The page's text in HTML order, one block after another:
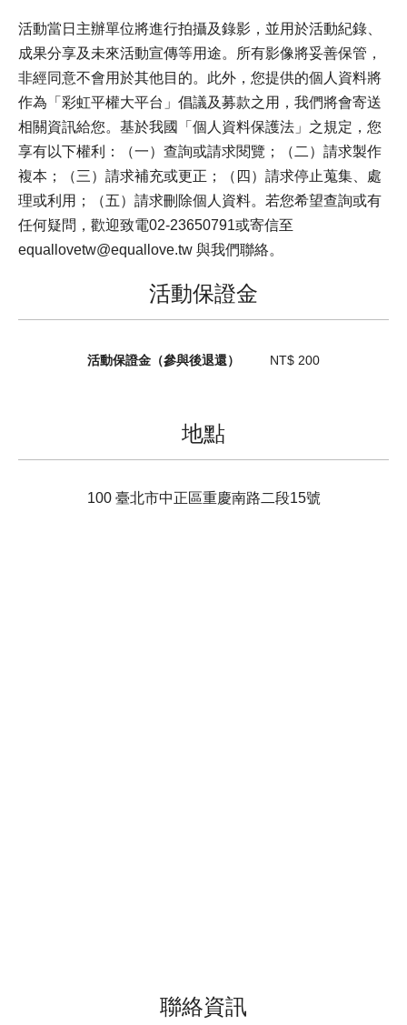
活動當日主辦單位將進行拍攝及錄影，並用於活動紀錄、
成果分享及未來活動宣傳等用途。所有影像將妥善保管，
非經同意不會用於其他目的。此外，您提供的個人資料將
作為「彩虹平權大平台」倡議及募款之用，我們將會寄送
相關資訊給您。基於我國「個人資料保護法」之規定，您
享有以下權利：（一）查詢或請求閱覽；（二）請求製作
複本；（三）請求補充或更正；（四）請求停止蒐集、處
理或利用；（五）請求刪除個人資料。若您希望查詢或有
任何疑問，歡迎致電02-23650791或寄信至
equallovetw@equallove.tw 與我們聯絡。
活動保證金
活動保證金（參與後退還） NT$ 200
地點
100 臺北市中正區重慶南路二段15號
聯絡資訊